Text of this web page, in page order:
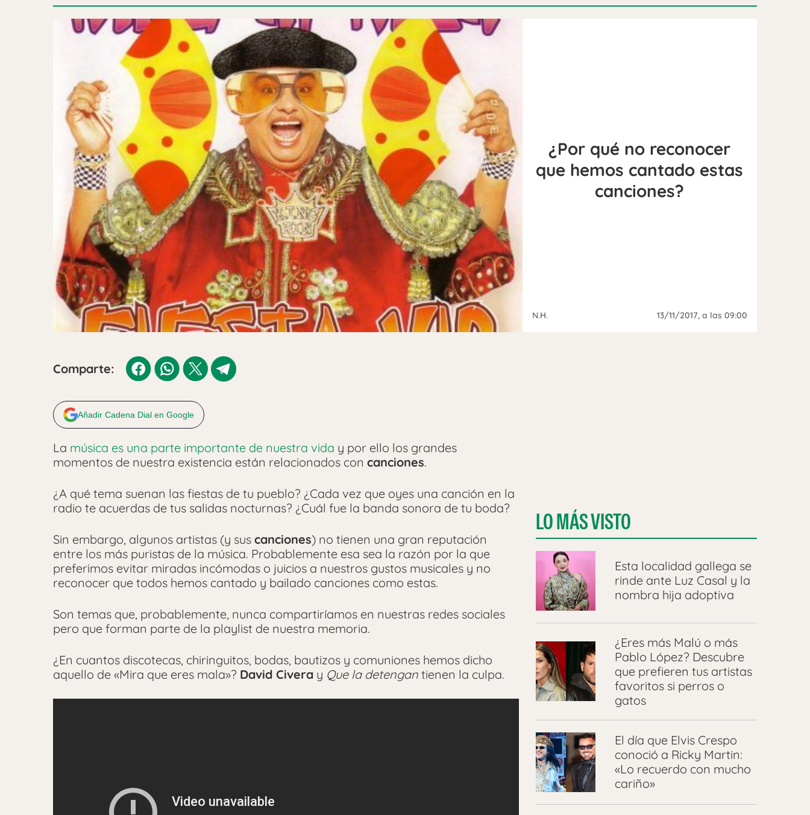
¿Por qué no reconocer
que hemos cantado estas
canciones?
N.H. 13/11/2017, a las 09:00
Comparte:
Añadir Cadena Dial en Google
La música es una parte importante de nuestra vida y por ello los grandes
momentos de nuestra existencia están relacionados con canciones.
¿A qué tema suenan las fiestas de tu pueblo? ¿Cada vez que oyes una canción en la
radio te acuerdas de tus salidas nocturnas? ¿Cuál fue la banda sonora de tu boda?
Sin embargo, algunos artistas (y sus canciones) no tienen una gran reputación
entre los más puristas de la música. Probablemente esa sea la razón por la que
preferimos evitar miradas incómodas o juicios a nuestros gustos musicales y no
reconocer que todos hemos cantado y bailado canciones como estas.
Son temas que, probablemente, nunca compartiríamos en nuestras redes sociales
pero que forman parte de la playlist de nuestra memoria.
¿En cuantos discotecas, chiringuitos, bodas, bautizos y comuniones hemos dicho
aquello de «Mira que eres mala»? David Civera y Que la detengan tienen la culpa.
LO MÁS VISTO
Esta localidad gallega se
rinde ante Luz Casal y la
nombra hija adoptiva
¿Eres más Malú o más
Pablo López? Descubre
que prefieren tus artistas
favoritos si perros o
gatos
El día que Elvis Crespo
conoció a Ricky Martin:
«Lo recuerdo con mucho
cariño»